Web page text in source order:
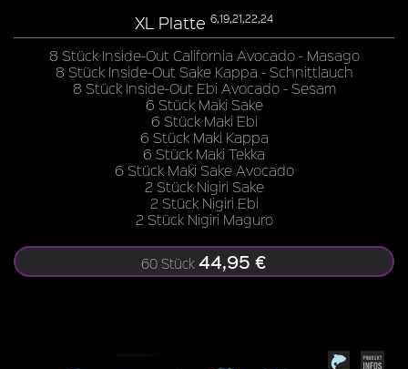
XL Platte 6,19,21,22,24
8 Stück Inside-Out California Avocado - Masago
8 Stück Inside-Out Sake Kappa - Schnittlauch
8 Stück Inside-Out Ebi Avocado - Sesam
6 Stück Maki Sake
6 Stück Maki Ebi
6 Stück Maki Kappa
6 Stück Maki Tekka
6 Stück Maki Sake Avocado
2 Stück Nigiri Sake
2 Stück Nigiri Ebi
2 Stück Nigiri Maguro
60 Stück 44,95 €